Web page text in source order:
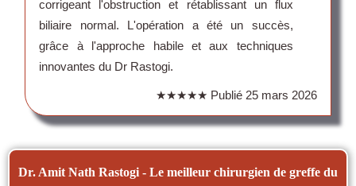
corrigeant l'obstruction et rétablissant un flux
biliaire normal. L'opération a été un succès,
grâce à l'approche habile et aux techniques
innovantes du Dr Rastogi.
★★★★★ Publié 25 mars 2026
Dr. Amit Nath Rastogi - Le meilleur chirurgien de greffe du